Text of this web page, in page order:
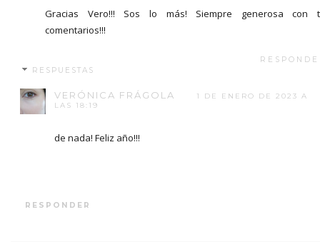
Gracias Vero!!! Sos lo más! Siempre generosa con
comentarios!!!
RESPUESTAS
VERÓNICA FRÁGOLA
1 DE ENERO DE 2023 A
LAS 18:19
de nada! Feliz año!!!
RESPONDER